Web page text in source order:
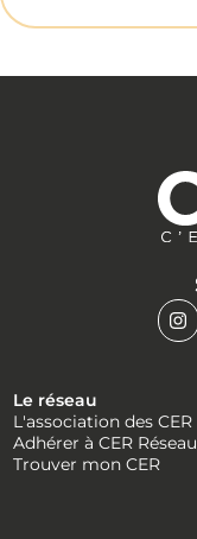
Le réseau
L'association des CER
Adhérer à CER Réseau
Trouver mon CER